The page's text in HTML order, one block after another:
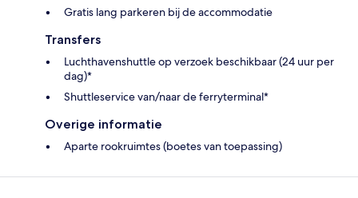
Gratis lang parkeren bij de accommodatie
Transfers
Luchthavenshuttle op verzoek beschikbaar (24 uur per
dag)*
Shuttleservice van/naar de ferryterminal*
Overige informatie
Aparte rookruimtes (boetes van toepassing)